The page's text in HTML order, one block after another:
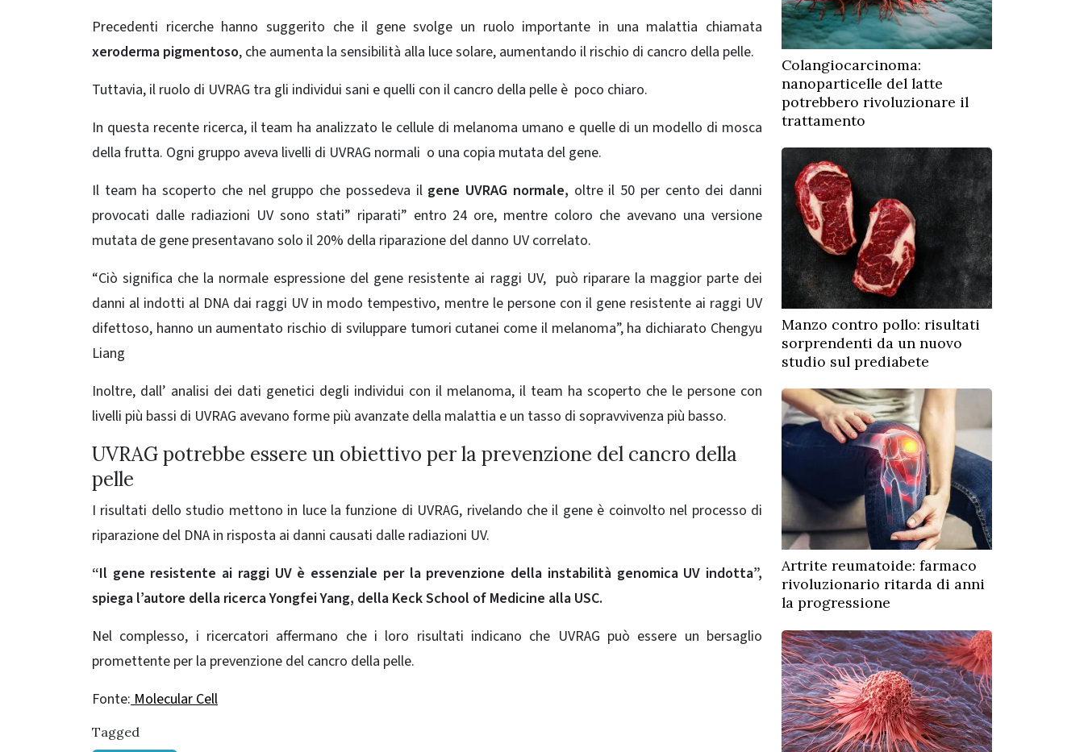
Precedenti ricerche hanno suggerito che il gene svolge un ruolo importante in una malattia chiamata
xeroderma pigmentoso, che aumenta la sensibilità alla luce solare, aumentando il rischio di cancro della pelle.
Tuttavia, il ruolo di UVRAG tra gli individui sani e quelli con il cancro della pelle è poco chiaro.
In questa recente ricerca, il team ha analizzato le cellule di melanoma umano e quelle di un modello di mosca
della frutta. Ogni gruppo aveva livelli di UVRAG normali o una copia mutata del gene.
Il team ha scoperto che nel gruppo che possedeva il gene UVRAG normale, oltre il 50 per cento dei danni
provocati dalle radiazioni UV sono stati” riparati” entro 24 ore, mentre coloro che avevano una versione
mutata de gene presentavano solo il 20% della riparazione del danno UV correlato.
“Ciò significa che la normale espressione del gene resistente ai raggi UV, può riparare la maggior parte dei
danni al indotti al DNA dai raggi UV in modo tempestivo, mentre le persone con il gene resistente ai raggi UV
difettoso, hanno un aumentato rischio di sviluppare tumori cutanei come il melanoma”, ha dichiarato Chengyu
Liang
Inoltre, dall’ analisi dei dati genetici degli individui con il melanoma, il team ha scoperto che le persone con
livelli più bassi di UVRAG avevano forme più avanzate della malattia e un tasso di sopravvivenza più basso.
UVRAG potrebbe essere un obiettivo per la prevenzione del cancro della
pelle
I risultati dello studio mettono in luce la funzione di UVRAG, rivelando che il gene è coinvolto nel processo di
riparazione del DNA in risposta ai danni causati dalle radiazioni UV.
“Il gene resistente ai raggi UV è essenziale per la prevenzione della instabilità genomica UV indotta”,
spiega l’autore della ricerca Yongfei Yang, della Keck School of Medicine alla USC.
Nel complesso, i ricercatori affermano che i loro risultati indicano che UVRAG può essere un bersaglio
promettente per la prevenzione del cancro della pelle.
Fonte: Molecular Cell
Tagged
Colangiocarcinoma:
nanoparticelle del latte
potrebbero rivoluzionare il
trattamento
Manzo contro pollo: risultati
sorprendenti da un nuovo
studio sul prediabete
Artrite reumatoide: farmaco
rivoluzionario ritarda di anni
la progressione